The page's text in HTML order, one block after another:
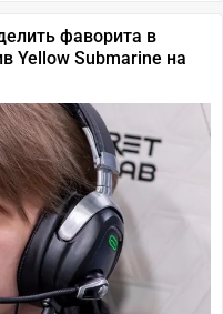
фаворита в
Yellow Submarine на